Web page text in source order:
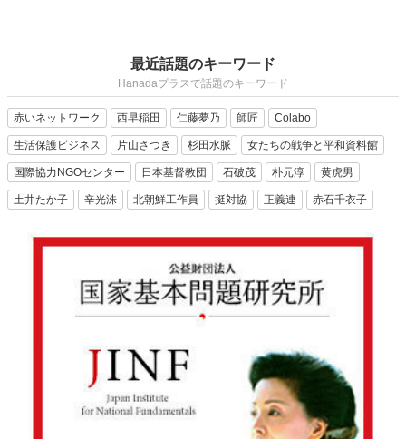
最近話題のキーワード
Hanadaプラスで話題のキーワード
赤いネットワーク 西早稲田 仁藤夢乃 師匠 Colabo
生活保護ビジネス 片山さつき 杉田水脈 女たちの戦争と平和資料館
国際協力NGOセンター 日本基督教団 石破茂 朴元淳 黄虎男
土井たか子 辛光洙 北朝鮮工作員 挺対協 正義連 赤石千衣子